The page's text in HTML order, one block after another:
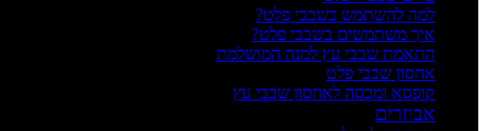
למה להשתמש בשבבי פלט?
איך משתמשים בשבבי פלט?
התאמת שבבי עץ למנה המושלמת
אחסון שבבי פלט
קופסא ומכסה לאחסון שבבי עץ
אביזרים